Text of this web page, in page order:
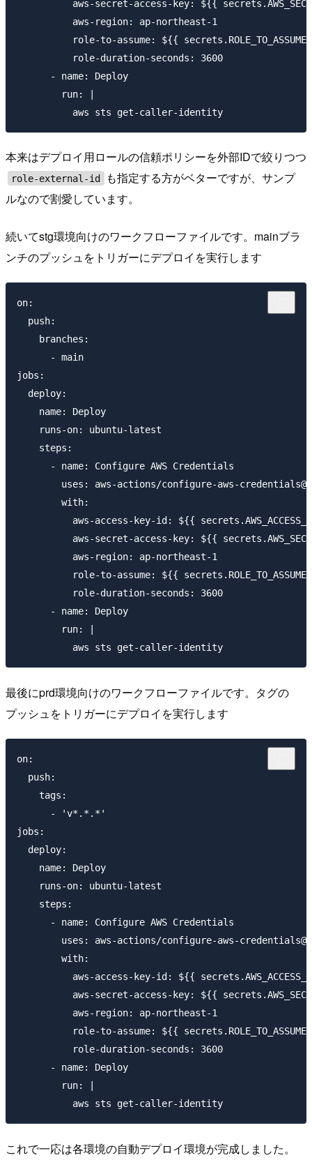
aws-secret-access-key: ${{
          aws-region: ap-northeast-1
role-to-assume: ${{
          role-duration-seconds: 3600
      - name: Deploy
        run: |
本来はデプロイ用ロールの信頼ポリシーを外部IDで絞りつつ
role-external-id
も指定する方がベターですが、サンプ
ルなので割愛しています。
続いてstg環境向けのワークフローファイルです。mainブラ
ンチのプッシュをトリガーにデプロイを実行します
on:
  push:
    branches:
      - main
jobs:
  deploy:
    name: Deploy
    runs-on: ubuntu-latest
    steps:
      - name: Configure AWS Credentials
uses: aws-actions/configure-aws-
        with:
aws-access-key-id: ${{
aws-secret-access-key: ${{
          aws-region: ap-northeast-1
role-to-assume: ${{
          role-duration-seconds: 3600
      - name: Deploy
        run: |
最後にprd環境向けのワークフローファイルです。タグの
プッシュをトリガーにデプロイを実行します
on:
  push:
    tags:
      - 'v*.*.*'
jobs:
  deploy:
    name: Deploy
    runs-on: ubuntu-latest
    steps:
      - name: Configure AWS Credentials
uses: aws-actions/configure-aws-
        with:
aws-access-key-id: ${{
aws-secret-access-key: ${{
          aws-region: ap-northeast-1
role-to-assume: ${{
          role-duration-seconds: 3600
      - name: Deploy
        run: |
これで一応は各環境の自動デプロイ環境が完成しました。